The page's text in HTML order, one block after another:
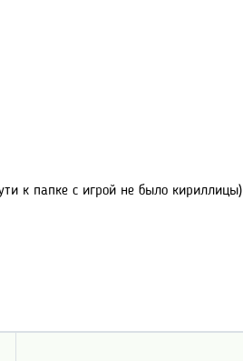
к папке с игрой не было кириллицы)